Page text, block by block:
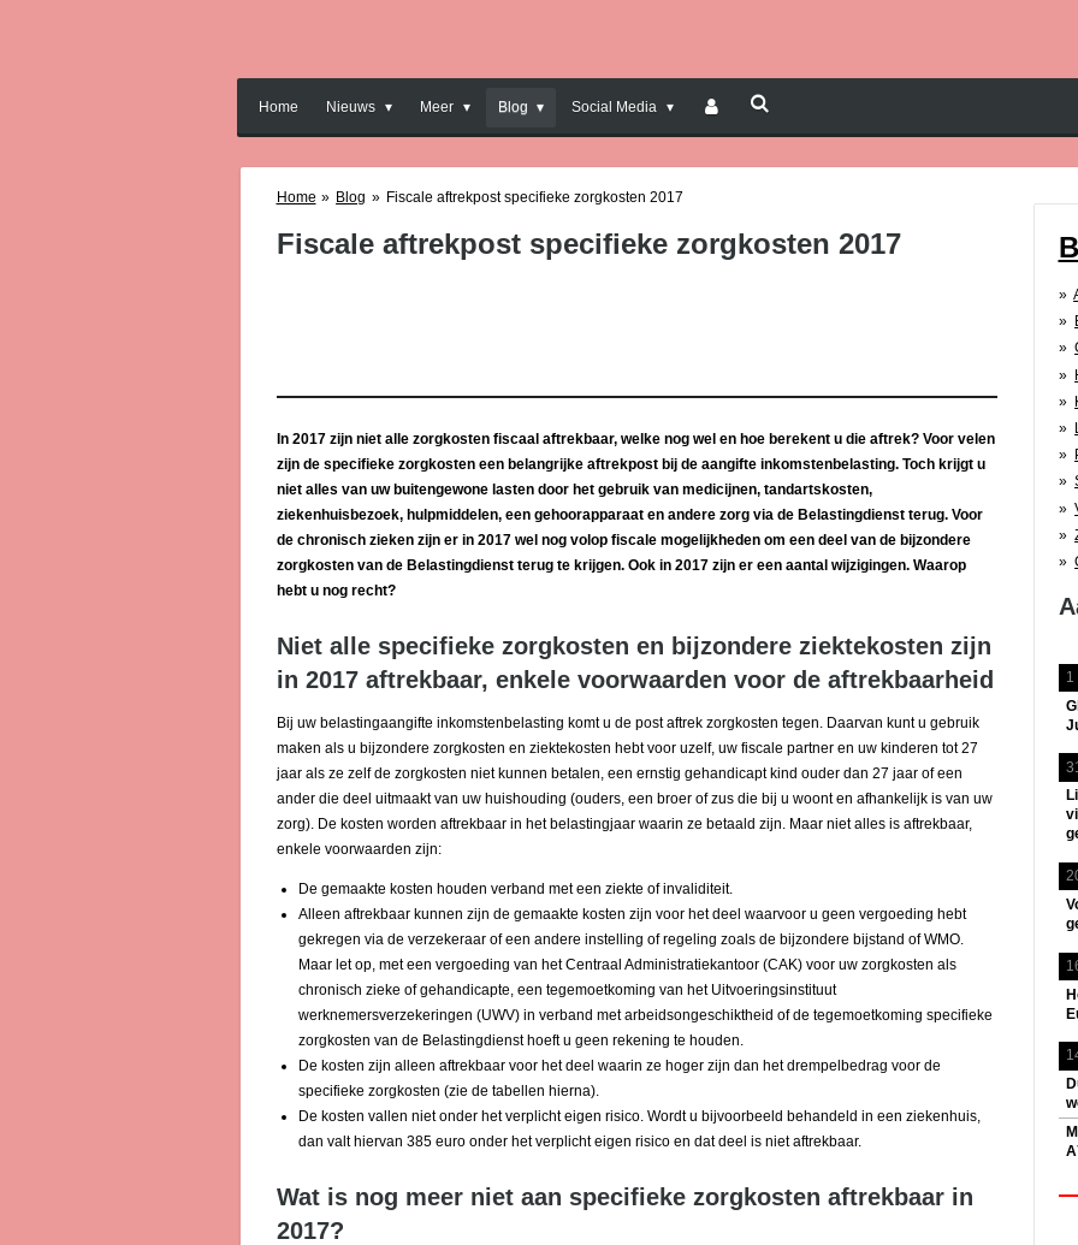
Home Nieuws Meer Blog Social Media
Home » Blog » Fiscale aftrekpost specifieke zorgkosten 2017
Fiscale aftrekpost specifieke zorgkosten 2017
In 2017 zijn niet alle zorgkosten fiscaal aftrekbaar, welke nog wel en hoe berekent u die aftrek? Voor velen
zijn de specifieke zorgkosten een belangrijke aftrekpost bij de aangifte inkomstenbelasting. Toch krijgt u
niet alles van uw buitengewone lasten door het gebruik van medicijnen, tandartskosten,
ziekenhuisbezoek, hulpmiddelen, een gehoorapparaat en andere zorg via de Belastingdienst terug. Voor
de chronisch zieken zijn er in 2017 wel nog volop fiscale mogelijkheden om een deel van de bijzondere
zorgkosten van de Belastingdienst terug te krijgen. Ook in 2017 zijn er een aantal wijzigingen. Waarop
hebt u nog recht?
Niet alle specifieke zorgkosten en bijzondere ziektekosten zijn
in 2017 aftrekbaar, enkele voorwaarden voor de aftrekbaarheid
Bij uw belastingaangifte inkomstenbelasting komt u de post aftrek zorgkosten tegen. Daarvan kunt u gebruik
maken als u bijzondere zorgkosten en ziektekosten hebt voor uzelf, uw fiscale partner en uw kinderen tot 27
jaar als ze zelf de zorgkosten niet kunnen betalen, een ernstig gehandicapt kind ouder dan 27 jaar of een
ander die deel uitmaakt van uw huishouding (ouders, een broer of zus die bij u woont en afhankelijk is van uw
zorg). De kosten worden aftrekbaar in het belastingjaar waarin ze betaald zijn. Maar niet alles is aftrekbaar,
enkele voorwaarden zijn:
De gemaakte kosten houden verband met een ziekte of invaliditeit.
Alleen aftrekbaar kunnen zijn de gemaakte kosten zijn voor het deel waarvoor u geen vergoeding hebt
gekregen via de verzekeraar of een andere instelling of regeling zoals de bijzondere bijstand of WMO.
Maar let op, met een vergoeding van het Centraal Administratiekantoor (CAK) voor uw zorgkosten als
chronisch zieke of gehandicapte, een tegemoetkoming van het Uitvoeringsinstituut
werknemersverzekeringen (UWV) in verband met arbeidsongeschiktheid of de tegemoetkoming specifieke
zorgkosten van de Belastingdienst hoeft u geen rekening te houden.
De kosten zijn alleen aftrekbaar voor het deel waarin ze hoger zijn dan het drempelbedrag voor de
specifieke zorgkosten (zie de tabellen hierna).
De kosten vallen niet onder het verplicht eigen risico. Wordt u bijvoorbeeld behandeld in een ziekenhuis,
dan valt hiervan 385 euro onder het verplicht eigen risico en dat deel is niet aftrekbaar.
Wat is nog meer niet aan specifieke zorgkosten aftrekbaar in
2017?
1